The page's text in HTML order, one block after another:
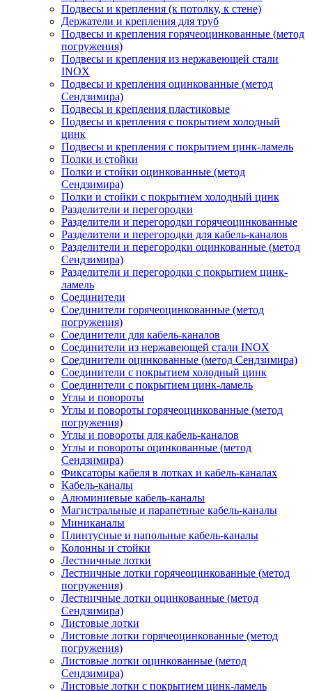
Подвесы и крепления (к потолку, к стене)
Держатели и крепления для труб
Подвесы и крепления горячеоцинкованные (метод
погружения)
Подвесы и крепления из нержавеющей стали
INOX
Подвесы и крепления оцинкованные (метод
Сендзимира)
Подвесы и крепления пластиковые
Подвесы и крепления с покрытием холодный
цинк
Подвесы и крепления с покрытием цинк-ламель
Полки и стойки
Полки и стойки оцинкованные (метод
Сендзимира)
Полки и стойки с покрытием холодный цинк
Разделители и перегородки
Разделители и перегородки горячеоцинкованные
Разделители и перегородки для кабель-каналов
Разделители и перегородки оцинкованные (метод
Сендзимира)
Разделители и перегородки с покрытием цинк-
ламель
Соединители
Соединители горячеоцинкованные (метод
погружения)
Соединители для кабель-каналов
Соединители из нержавеющей стали INOX
Соединители оцинкованные (метод Сендзимира)
Соединители с покрытием холодный цинк
Соединители с покрытием цинк-ламель
Углы и повороты
Углы и повороты горячеоцинкованные (метод
погружения)
Углы и повороты для кабель-каналов
Углы и повороты оцинкованные (метод
Сендзимира)
Фиксаторы кабеля в лотках и кабель-каналах
Кабель-каналы
Алюминиевые кабель-каналы
Магистральные и парапетные кабель-каналы
Миниканалы
Плинтусные и напольные кабель-каналы
Колонны и стойки
Лестничные лотки
Лестничные лотки горячеоцинкованные (метод
погружения)
Лестничные лотки оцинкованные (метод
Сендзимира)
Листовые лотки
Листовые лотки горячеоцинкованные (метод
погружения)
Листовые лотки оцинкованные (метод
Сендзимира)
Листовые лотки с покрытием цинк-ламель